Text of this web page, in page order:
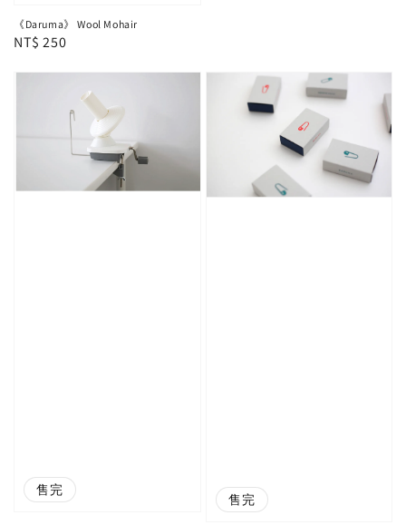
《Daruma》 Wool Mohair
Regular
NT$ 250
售完
售完